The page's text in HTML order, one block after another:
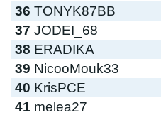
36 TONYK87BB
37 JODEI_68
38 ERADIKA
39 NicooMouk33
40 KrisPCE
41 melea27